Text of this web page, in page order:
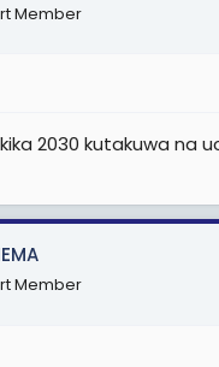
Member
2030 kutakuwa na
Member